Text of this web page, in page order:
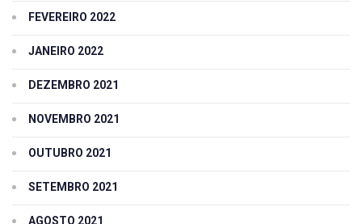
FEVEREIRO 2022
JANEIRO 2022
DEZEMBRO 2021
NOVEMBRO 2021
OUTUBRO 2021
SETEMBRO 2021
AGOSTO 2021